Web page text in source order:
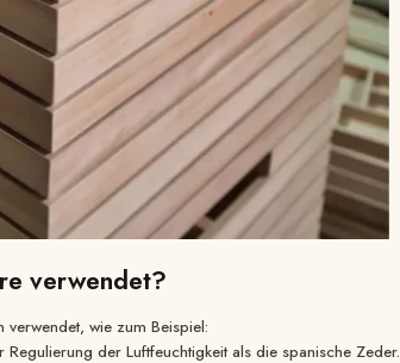
verwendet?
wie zum Beispiel:
der Luftfeuchtigkeit als die spanische Zeder.